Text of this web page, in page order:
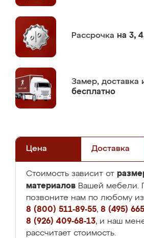
Рассрочка на 3,
Замер, доставка
бесплатно
Цена Доставка
Стоимость зависит от
материалов Вашей мебели.
позвоните нам по любому
8 (800) 511-89-55, 8 (495)
8 (926) 409-68-13, и наш
рассчитает стоимость.